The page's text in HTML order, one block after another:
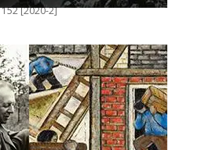
152 [2020-2]